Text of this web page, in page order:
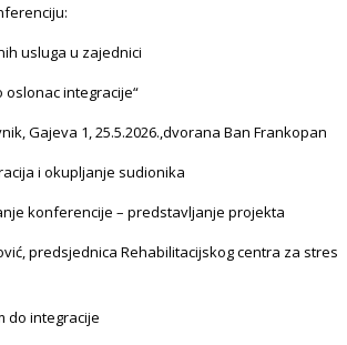
usluga u zajednici
oslonac integracije“
Gajeva 1, 25.5.2026.,dvorana Ban Frankopan
i okupljanje sudionika
konferencije – predstavljanje projekta
predsjednica Rehabilitacijskog centra za stres
do integracije